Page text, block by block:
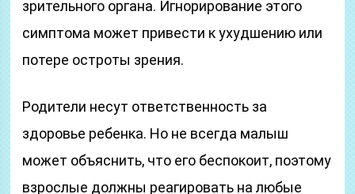
зрительного органа. Игнорирование этого
симптома может привести к ухудшению или
потере остроты зрения.
Родители несут ответственность за
здоровье ребенка. Но не всегда малыш
может объяснить, что его беспокоит, поэтому
взрослые должны реагировать на любые